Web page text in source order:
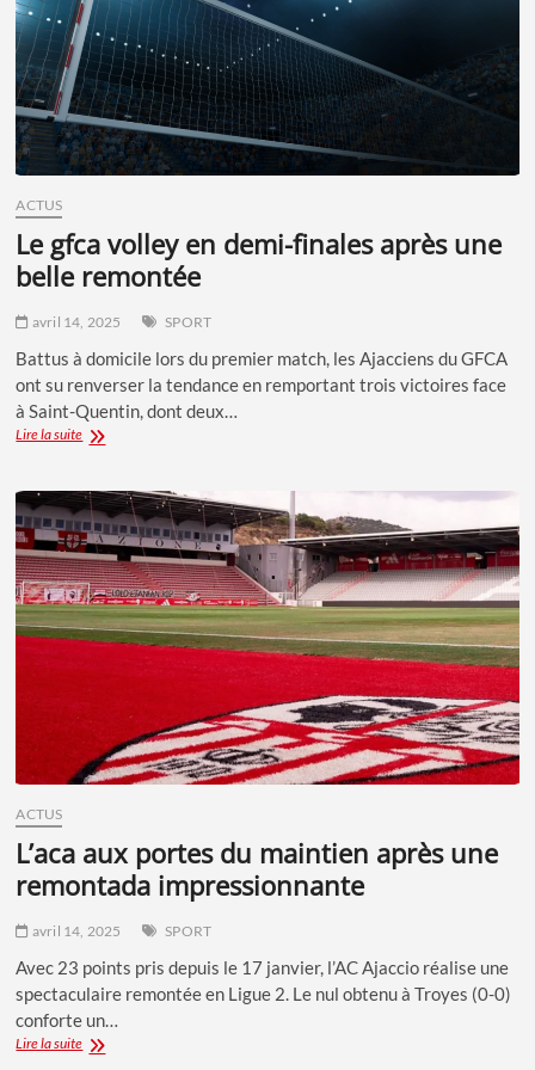
ACTUS
le gfca volley en demi-finales après une
belle remontée
avril 14, 2025 SPORT
Battus à domicile lors du premier match, les Ajacciens du GFCA
ont su renverser la tendance en remportant trois victoires face
à Saint-Quentin, dont deux…
Lire la suiteLE
EN
DEMI-
FINALES
APRÈS
UNE
BELLE
REMONTÉE
ACTUS
l’aca aux portes du maintien après une
remontada impressionnante
avril 14, 2025 SPORT
Avec 23 points pris depuis le 17 janvier, l’AC Ajaccio réalise une
spectaculaire remontée en Ligue 2. Le nul obtenu à Troyes (0-0)
conforte un…
Lire la suiteL’ACA